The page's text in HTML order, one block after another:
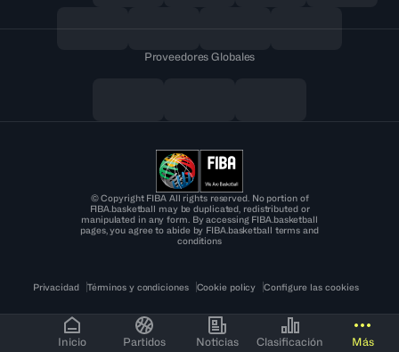
Inicio Partidos Noticias Clasificación Más
Proveedores Globales
© Copyright FIBA All rights reserved. No portion of
FIBA.basketball may be duplicated, redistributed or
manipulated in any form. By accessing FIBA.basketball
pages, you agree to abide by FIBA.basketball terms and
conditions
Privacidad Términos y condiciones Cookie policy Configure las cookies